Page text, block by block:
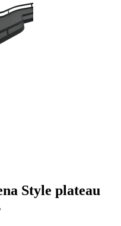
Style plateau